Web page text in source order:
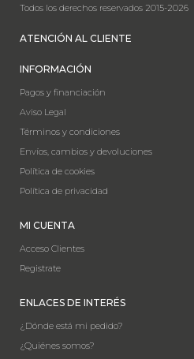
Todos los derechos reservados 2015-2026
ATENCIÓN AL CLIENTE
INFORMACIÓN
Pagos y financiación
Aviso Legal
Términos y condiciones
Envíos, cambios y devoluciones
Política de cookies
Política de privacidad
MI CUENTA
Acceso Clientes
Registrate
ENLACES DE INTERÉS
¿Dónde está mi pedido?
¿Quiénes somos?